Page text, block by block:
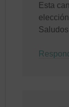
Esta